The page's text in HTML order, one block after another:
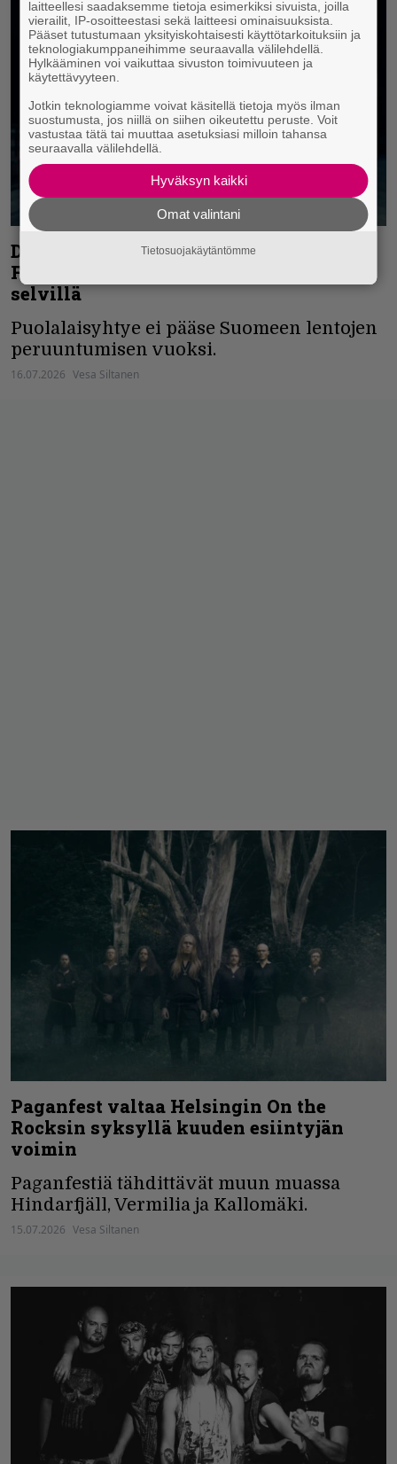
Decapitatedin illan John Smith Rock
Festival -keikka peruuntui – paikkaaja
selvillä
Puolalaisyhtye ei pääse Suomeen lentojen
peruuntumisen vuoksi.
16.07.2026 Vesa Siltanen
Paganfest valtaa Helsingin On the
Rocksin syksyllä kuuden esiintyjän
voimin
Paganfestiä tähdittävät muun muassa
Hindarfjäll, Vermilia ja Kallomäki.
15.07.2026 Vesa Siltanen
laitteellesi saadaksemme tietoja esimerkiksi sivuista, joilla
vierailit, IP-osoitteestasi sekä laitteesi ominaisuuksista.
Pääset tutustumaan yksityiskohtaisesti käyttötarkoituksiin ja
teknologiakumppaneihimme seuraavalla välilehdellä.
Hylkääminen voi vaikuttaa sivuston toimivuuteen ja
käytettävyyteen.
Jotkin teknologiamme voivat käsitellä tietoja myös ilman
suostumusta, jos niillä on siihen oikeutettu peruste. Voit
vastustaa tätä tai muuttaa asetuksiasi milloin tahansa
seuraavalla välilehdellä.
Hyväksyn kaikki
Omat valintani
Tietosuojakäytäntömme